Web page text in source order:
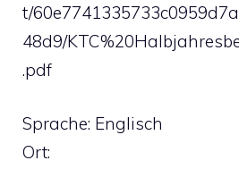
t/
48d9/
.pdf
Sprache: Englisch
Ort: